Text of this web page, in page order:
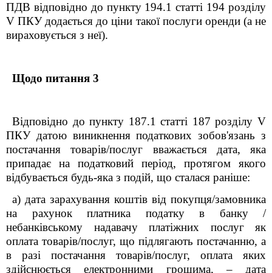
ПДВ відповідно до пункту 194.1 статті 194 розділу
V ПКУ додається до ціни такої послуги оренди (а не
вираховується з неї).
Щодо питання 3
Відповідно до пункту 187.1 статті 187 розділу V
ПКУ датою виникнення податкових зобов'язань з
постачання товарів/послуг вважається дата, яка
припадає на податковий період, протягом якого
відбувається будь-яка з подій, що сталася раніше:
а) дата зарахування коштів від покупця/замовника
на рахунок платника податку в банку /
небанківському надавачу платіжних послуг як
оплата товарів/послуг, що підлягають постачанню, а
в разі постачання товарів/послуг, оплата яких
здійснюється електронними грошима, – дата